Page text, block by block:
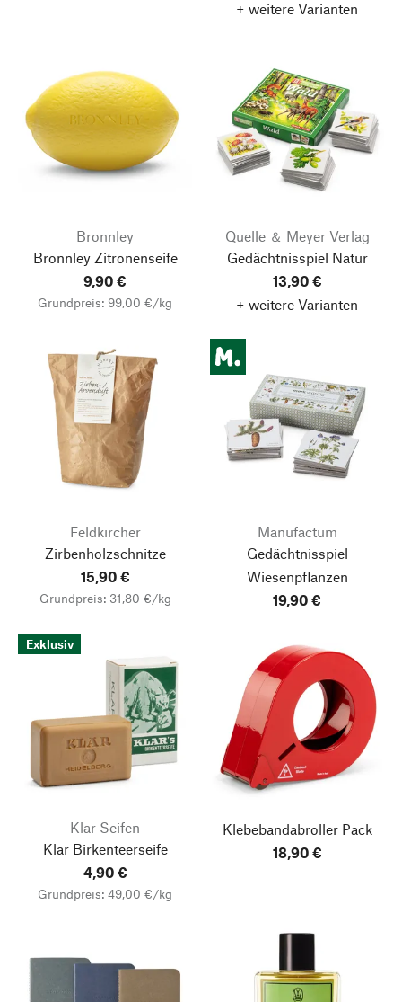
+ weitere Varianten
Bronnley
Bronnley Zitronenseife
9,90 €
Grundpreis: 99,00 €/kg
Quelle ＆ Meyer Verlag
Gedächtnisspiel Natur
13,90 €
+ weitere Varianten
Feldkircher
Zirbenholzschnitze
15,90 €
Grundpreis: 31,80 €/kg
Manufactum
Gedächtnisspiel
Wiesenpflanzen
19,90 €
Exklusiv
Klar Seifen
Klar Birkenteerseife
4,90 €
Grundpreis: 49,00 €/kg
Klebebandabroller Pack
18,90 €